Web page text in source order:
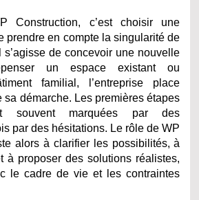
Construction, c’est choisir une
prendre en compte la singularité de
s’agisse de concevoir une nouvelle
un espace existant ou
familial, l’entreprise place
sa démarche. Les premières étapes
souvent marquées par des
par des hésitations. Le rôle de WP
alors à clarifier les possibilités, à
à proposer des solutions réalistes,
le cadre de vie et les contraintes